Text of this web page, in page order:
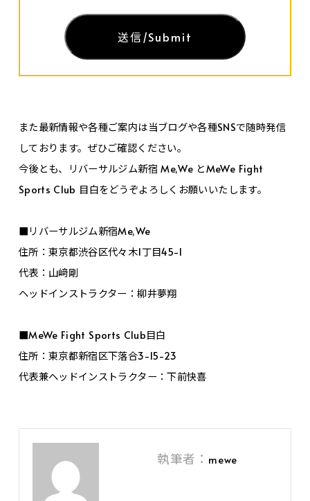
また最新情報や各種ご案内は当ブログや各種SNSで随時発信
しております。ぜひご確認ください。
今後とも、リバーサルジム新宿 Me,We とMeWe Fight
Sports Club 目白をどうぞよろしくお願いいたします。
■リバーサルジム新宿Me,We
住所：東京都渋谷区代々木1丁目45-1
代表：山﨑剛
ヘッドインストラクター：柳井夢翔
■MeWe Fight Sports Club目白
住所：東京都新宿区下落合3-15-23
代表兼ヘッドインストラクター：下前快喜
執筆者： mewe